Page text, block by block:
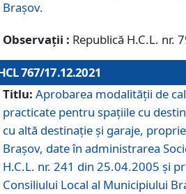
Braşov.
Observații : Republică H.C.L. nr.
767/17.12.2021
Titlu: Aprobarea modalității de
practicate pentru spaţiile cu
cu altă destinaţie şi garaje,
Braşov, date în administrarea
H.C.L. nr. 241 din 25.04.2005 și
Consiliului Local al Municipiului